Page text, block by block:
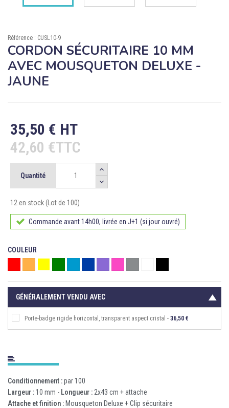
Contact
Référence : CUSL10-9
CORDON SÉCURITAIRE 10 MM
AVEC MOUSQUETON DELUXE -
JAUNE
35,50 € HT
42,60 €TTC
Quantité
12 en stock (Lot de 100)
Commande avant 14h00, livrée en J+1 (si jour ouvré)
COULEUR
GÉNÉRALEMENT VENDU AVEC
Porte-badge rigide horizontal, transparent aspect cristal - 36,50 €
Conditionnement :par 100
Largeur : 10 mm - Longueur : 2x43 cm + attache
Attache et finition : Mousqueton Deluxe + Clip sécuritaire